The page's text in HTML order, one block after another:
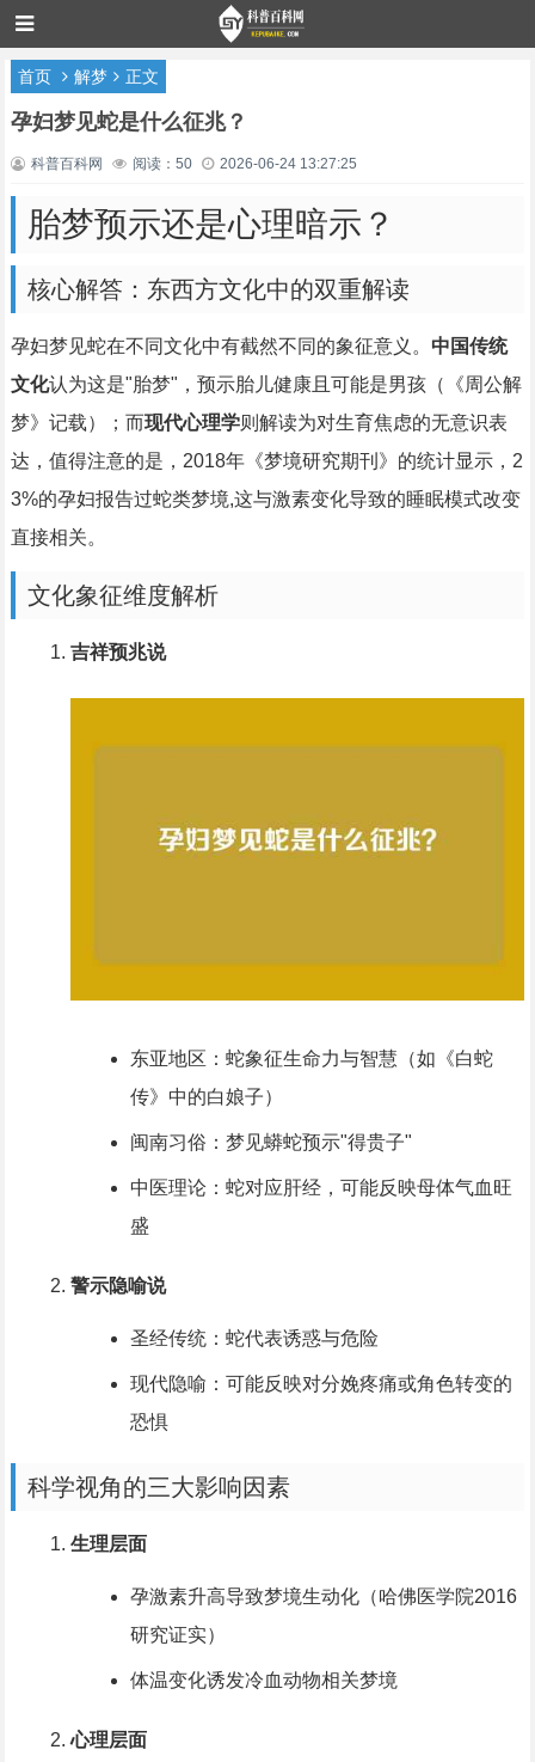
首页 解梦 正文
孕妇梦见蛇是什么征兆？
科普百科网 阅读：50 2026-06-24 13:27:25
胎梦预示还是心理暗示？
核心解答：东西方文化中的双重解读
孕妇梦见蛇在不同文化中有截然不同的象征意义。 中国传统
文化认为这是"胎梦"，预示胎儿健康且可能是男孩（《周公解
梦》记载）；而现代心理学则解读为对生育焦虑的无意识表
达，值得注意的是，2018年《梦境研究期刊》的统计显示，2
3%的孕妇报告过蛇类梦境,这与激素变化导致的睡眠模式改变
直接相关。
文化象征维度解析
吉祥预兆说
东亚地区：蛇象征生命力与智慧（如《白蛇
传》中的白娘子）
闽南习俗：梦见蟒蛇预示"得贵子"
中医理论：蛇对应肝经，可能反映母体气血旺
盛
警示隐喻说
圣经传统：蛇代表诱惑与危险
现代隐喻：可能反映对分娩疼痛或角色转变的
恐惧
科学视角的三大影响因素
生理层面
孕激素升高导致梦境生动化（哈佛医学院2016
研究证实）
体温变化诱发冷血动物相关梦境
心理层面